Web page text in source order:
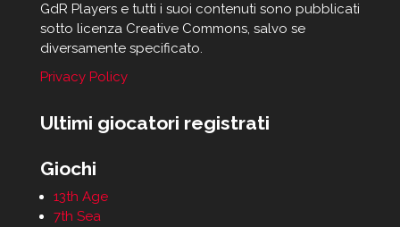
GdR Players e tutti i suoi contenuti sono pubblicati
sotto licenza Creative Commons, salvo se
diversamente specificato.
Privacy Policy
Ultimi giocatori registrati
Giochi
13th Age
7th Sea